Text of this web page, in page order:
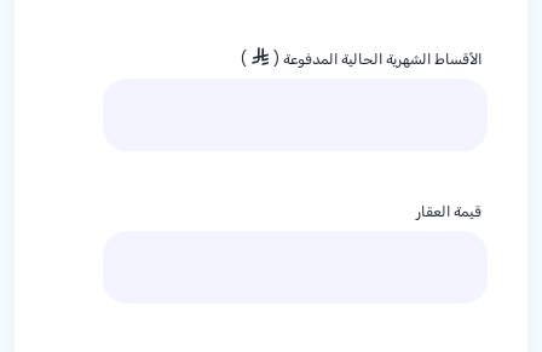
الأقساط الشهرية الحالية المدفوعة ( )
قيمة العقار